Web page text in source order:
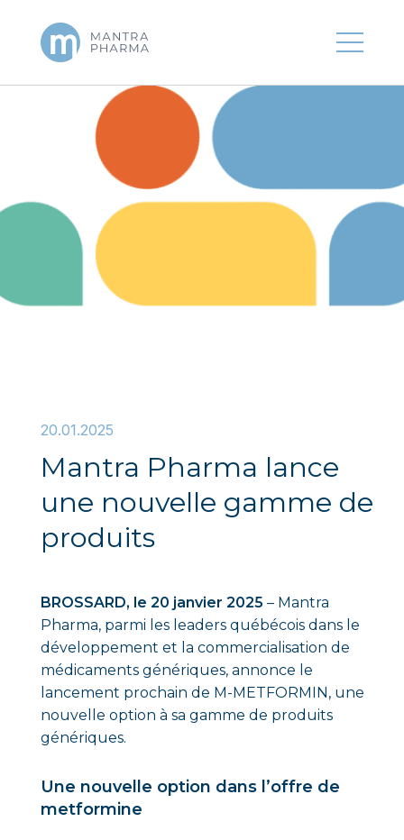
20.01.2025
Mantra Pharma lance
une nouvelle gamme de
produits
BROSSARD, le 20 janvier 2025 – Mantra
Pharma, parmi les leaders québécois dans le
développement et la commercialisation de
médicaments génériques, annonce le
lancement prochain de M-METFORMIN, une
nouvelle option à sa gamme de produits
génériques.
Une nouvelle option dans l’offre de
metformine